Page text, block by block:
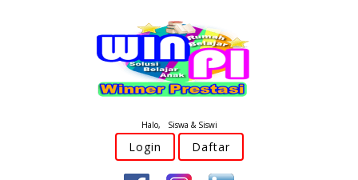
Halo, Siswa & Siswi
Login Daftar